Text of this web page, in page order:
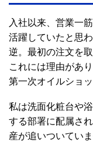
入社以来、営業一
活躍していたと思
逆。最初の注文を
これには理由があ
第一次オイルショ
私は洗面化粧台や
する部署に配属さ
産が追いついてい